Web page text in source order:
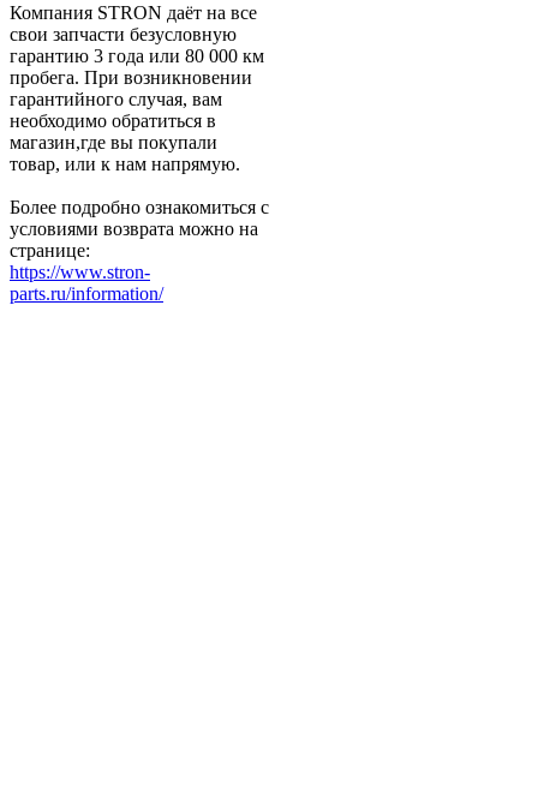
Компания STRON даёт на все
свои запчасти безусловную
гарантию 3 года или 80 000 км
пробега. При возникновении
гарантийного случая, вам
необходимо обратиться в
магазин,где вы покупали
товар, или к нам напрямую.
Более подробно ознакомиться с
условиями возврата можно на
странице:
https://www.stron-
parts.ru/information/